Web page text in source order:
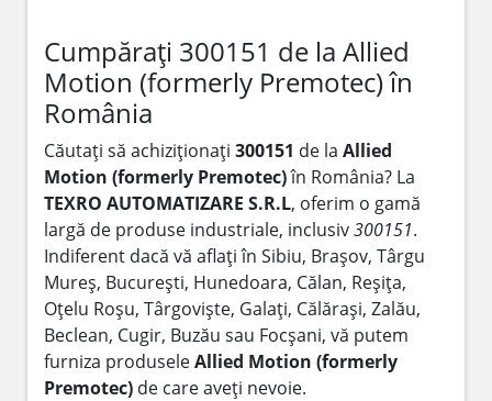
Cumpărați 300151 de la Allied
Motion (formerly Premotec) în
România
Căutați să achiziționați 300151 de la Allied
Motion (formerly Premotec)în România? La
TEXRO AUTOMATIZARE S.R.L, oferim o gamă
largă de produse industriale, inclusiv300151.
Indiferent dacă vă aflați în Sibiu, Brașov, Târgu
Mureș, București, Hunedoara, Călan, Reșița,
Oțelu Roșu, Târgoviște, Galați, Călărași, Zalău,
Beclean, Cugir, Buzău sau Focșani, vă putem
furniza produseleAllied Motion (formerly
Premotec) de care aveți nevoie.